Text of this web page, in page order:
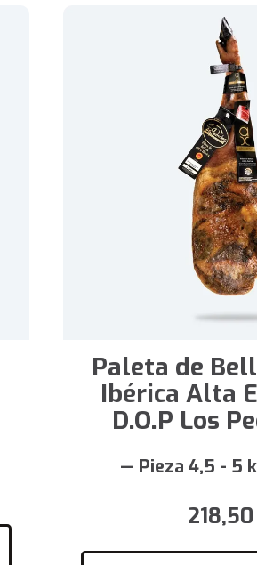
Paleta de
Ibérica Alta
D.O.P Los
— Pieza 4,5 - 5
218,50